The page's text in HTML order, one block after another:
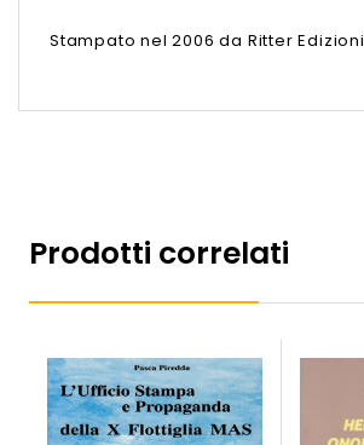
Stampato nel 2006 da Ritter Edizioni
Prodotti correlati